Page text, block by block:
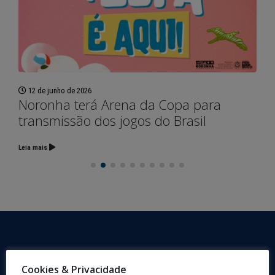
12 de junho de 2026
Noronha terá Arena da Copa para
transmissão dos jogos do Brasil
Leia mais
Cookies & Privacidade